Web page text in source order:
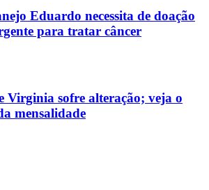
Eduardo necessita de doação
para tratar câncer
Virginia sofre alteração; veja o
mensalidade